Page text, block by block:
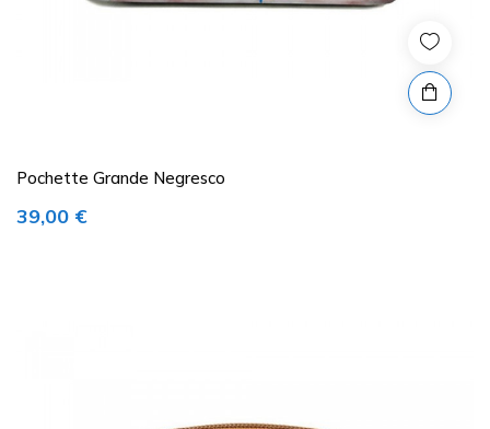
Pochette Grande Negresco
Prix
39,00 €